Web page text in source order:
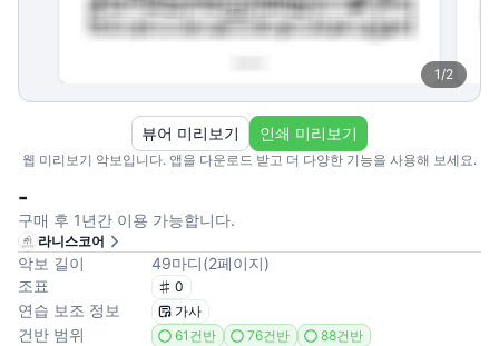
1/2
웹 미리보기 악보입니다. 앱을 다운로드 받고 더 다양한 기능을 사용해 보세요.
뷰어 미리보기 인쇄 미리보기
-
구매 후 1년간 이용 가능합니다.
라니스코어
악보 길이 49마디(2페이지)
조표
0
연습 보조 정보 가사
건반 범위 61건반 76건반 88건반